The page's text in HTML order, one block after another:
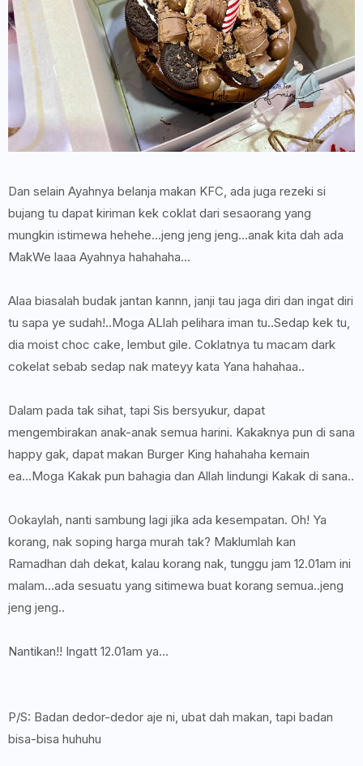
Dan selain Ayahnya belanja makan KFC, ada juga rezeki si
bujang tu dapat kiriman kek coklat dari sesaorang yang
mungkin istimewa hehehe...jeng jeng jeng...anak kita dah ada
MakWe laaa Ayahnya hahahaha...
Alaa biasalah budak jantan kannn, janji tau jaga diri dan ingat diri
tu sapa ye sudah!..Moga ALlah pelihara iman tu..Sedap kek tu,
dia moist choc cake, lembut gile. Coklatnya tu macam dark
cokelat sebab sedap nak mateyy kata Yana hahahaa..
Dalam pada tak sihat, tapi Sis bersyukur, dapat
mengembirakan anak-anak semua harini. Kakaknya pun di sana
happy gak, dapat makan Burger King hahahaha kemain
ea...Moga Kakak pun bahagia dan Allah lindungi Kakak di sana..
Ookaylah, nanti sambung lagi jika ada kesempatan. Oh! Ya
korang, nak soping harga murah tak? Maklumlah kan
Ramadhan dah dekat, kalau korang nak, tunggu jam 12.01am ini
malam...ada sesuatu yang sitimewa buat korang semua..jeng
jeng jeng..
Nantikan!! Ingatt 12.01am ya...
P/S: Badan dedor-dedor aje ni, ubat dah makan, tapi badan
bisa-bisa huhuhu